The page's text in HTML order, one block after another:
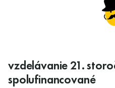
vzdelávanie 21.
spolufinancované